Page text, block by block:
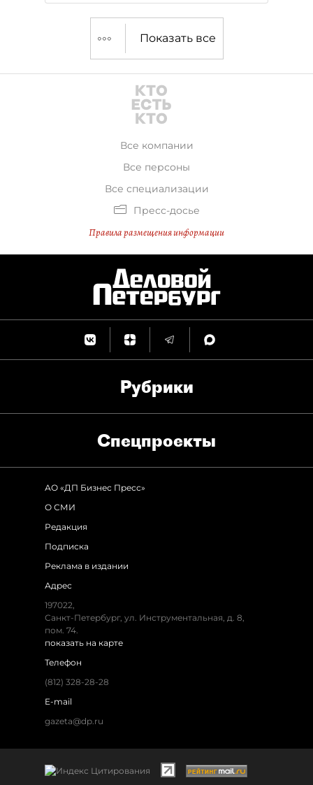
Показать все
Все компании
Все персоны
Все специализации
Пресс-досье
Правила размещения информации
Рубрики
Спец­проекты
АО «ДП Бизнес Пресс»
О СМИ
Редакция
Подписка
Реклама в издании
Адрес
197022,
Санкт-Петербург, ул. Инструментальная, д. 8,
пом. 74.
показать на карте
Телефон
(812) 328-28-28
E-mail
gazeta@dp.ru